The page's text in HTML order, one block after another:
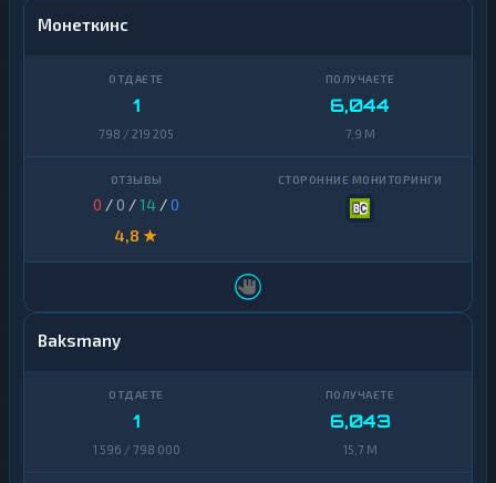
Монеткинс
1
798 / 219 205
6,044
7,9 M
0 / 0 /14 /0
4,8 ★
Baksmany
1
1 596 / 798 000
6,043
15,7 M